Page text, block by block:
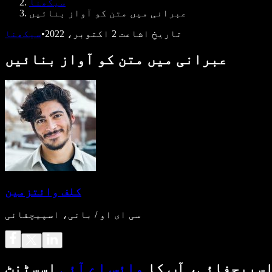
سیکھنا
عبرانی میں متن کو آواز بنائیں
تاریخِ اشاعت 2 اکتوبر، 2022 •سیکھنا
عبرانی میں متن کو آواز بنائیں
کلف وائتزمین
سی ای او / بانی، اسپیچفائی
آپ کا وائس اے آئی اسسٹنٹ